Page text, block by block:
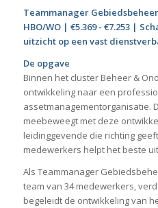
Teammanager Gebiedsbeheer
HBO/WO | €5.369 - €7.253 |
uitzicht op een vast
De opgave
Binnen het cluster Beheer &
ontwikkeling naar een
assetmanagementorganisatie.
meebeweegt met deze
leidinggevende die richting
medewerkers helpt het beste
Als Teammanager
team van 34 medewerkers,
begeleidt de ontwikkeling van